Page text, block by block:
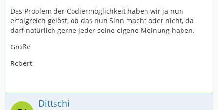
Das Problem der Codiermöglichkeit haben wir ja nun
erfolgreich gelöst, ob das nun Sinn macht oder nicht, da
darf natürlich gerne jeder seine eigene Meinung haben.
Grüße
Robert
Dittschi